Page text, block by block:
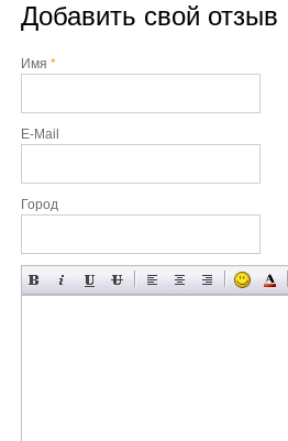
Добавить свой отзыв
Имя *
E-Mail
Город